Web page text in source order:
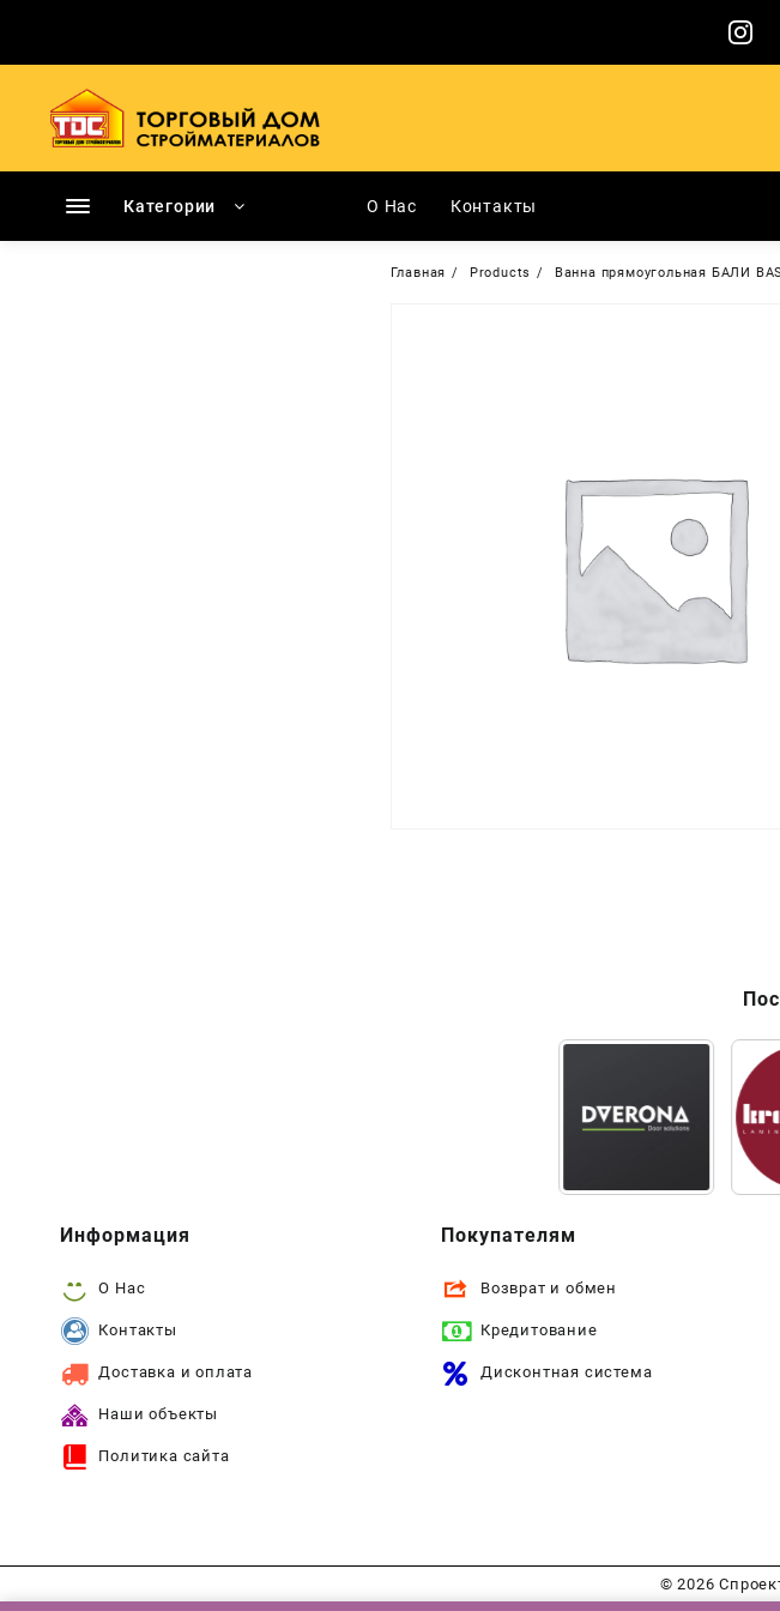
содержимому
Категории О Нас Контакты
Главная Products Ванна прямоугольная БАЛИ
Информация
О Нас
Контакты
Доставка и оплата
Наши объекты
Политика сайта
Покупателям
Возврат и обмен
Кредитование
Дисконтная система
© 2026